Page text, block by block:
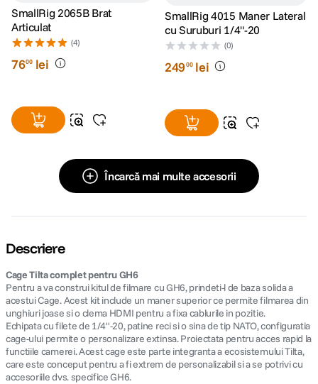
SmallRig 2065B Brat
Articulat
(4)
7600 lei
SmallRig 4015 Maner Lateral
cu Suruburi 1/4"-20
(0)
24900 lei
Încarcă mai multe accesorii
Descriere
Cage Tilta complet pentru GH6
Pentru a va construi kitul de filmare cu GH6, prindeti-l de baza solida a
acestui Cage. Acest kit include un maner superior ce permite filmarea din
unghiuri joase si o clema HDMI pentru a fixa cablurile in pozitie.
Echipata cu filete de 1/4"-20, patine reci si o sina de tip NATO, configuratia
cage-ului permite o personalizare extinsa. Proiectata pentru acces rapid la
functiile camerei. Acest cage este parte integranta a ecosistemului Tilta,
care este conceput pentru a fi extrem de personalizabil si a se potrivi cu
accesoriile dvs. specifice GH6.